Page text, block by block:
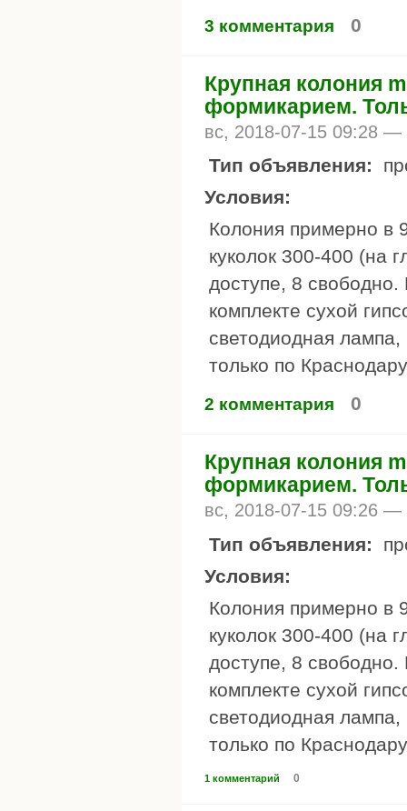
3 комментария 0
Крупная колония
формикарием.
вс, 2018-07-15 09:28 —
Тип объявления:
Условия:
Колония примерно в
куколок 300-400 (на
доступе, 8
комплекте сухой
светодиодная
только по
2 комментария 0
Крупная колония
формикарием.
вс, 2018-07-15 09:26 —
Тип объявления:
Условия:
Колония примерно в
куколок 300-400 (на
доступе, 8
комплекте сухой
светодиодная
только по
1 комментарий 0